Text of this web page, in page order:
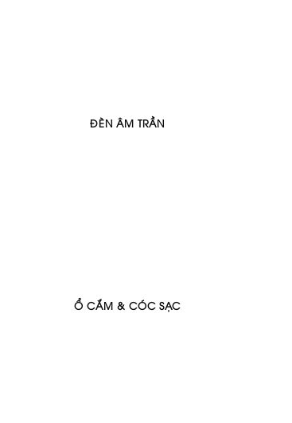
ĐÈN ÂM TRẦN
Ổ CẮM & CÓC SẠC